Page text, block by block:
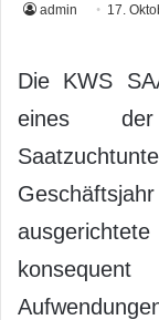
admin 17.
Die KWS
eines der